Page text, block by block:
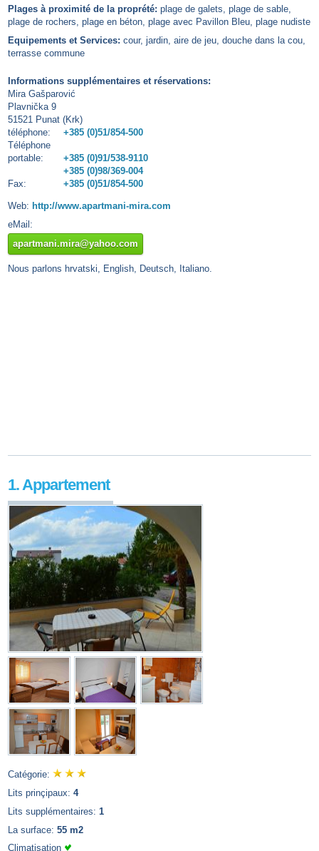
Plages à proximité de la proprété: plage de galets, plage de sable,
plage de rochers, plage en béton, plage avec Pavillon Bleu, plage nudiste
Equipements et Services: cour, jardin, aire de jeu, douche dans la cou,
terrasse commune
Informations supplémentaires et réservations:
Mira Gašparović
Plavnička 9
51521 Punat (Krk)
téléphone:
+385 (0)51/854-500
Téléphone
portable:
+385 (0)91/538-9110
+385 (0)98/369-004
Fax:
+385 (0)51/854-500
Web: http://www.apartmani-mira.com
eMail:
apartmani.mira@yahoo.com
Nous parlons hrvatski, English, Deutsch, Italiano.
1. Appartement
Catégorie:
Lits prinçipaux: 4
Lits supplémentaires: 1
La surface: 55 m2
Climatisation